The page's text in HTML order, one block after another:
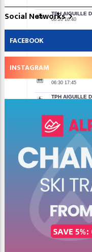
Social Networks
FACEBOOK
INSTAGRAM